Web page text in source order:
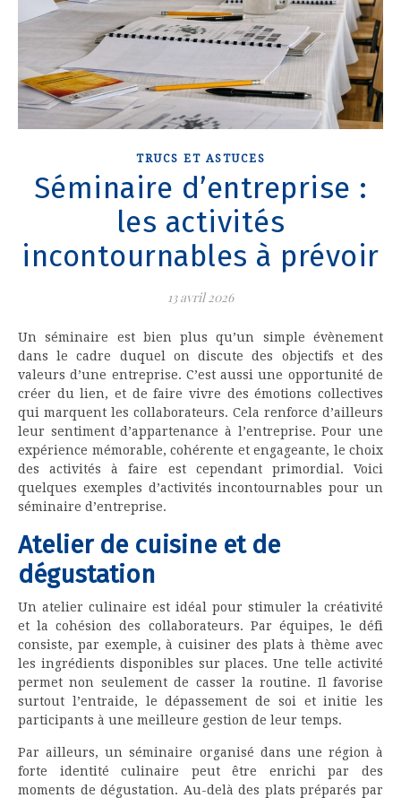
TRUCS ET ASTUCES
Séminaire d’entreprise :
les activités
incontournables à prévoir
13 avril 2026
Un séminaire est bien plus qu’un simple évènement
dans le cadre duquel on discute des objectifs et des
valeurs d’une entreprise. C’est aussi une opportunité de
créer du lien, et de faire vivre des émotions collectives
qui marquent les collaborateurs. Cela renforce d’ailleurs
leur sentiment d’appartenance à l’entreprise. Pour une
expérience mémorable, cohérente et engageante, le choix
des activités à faire est cependant primordial. Voici
quelques exemples d’activités incontournables pour un
séminaire d’entreprise.
Atelier de cuisine et de
dégustation
Un atelier culinaire est idéal pour stimuler la créativité
et la cohésion des collaborateurs. Par équipes, le défi
consiste, par exemple, à cuisiner des plats à thème avec
les ingrédients disponibles sur places. Une telle activité
permet non seulement de casser la routine. Il favorise
surtout l’entraide, le dépassement de soi et initie les
participants à une meilleure gestion de leur temps.
Par ailleurs, un séminaire organisé dans une région à
forte identité culinaire peut être enrichi par des
moments de dégustation. Au-delà des plats préparés par